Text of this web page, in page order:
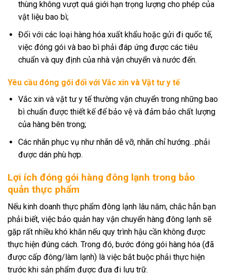
thùng không vượt quá giới hạn trọng lượng cho phép của
vật liệu bao bì;
Đối với các loại hàng hóa xuất khẩu hoặc gửi đi quốc tế,
việc đóng gói và bao bì phải đáp ứng được các tiêu
chuẩn và quy định của nhà vận chuyển và nước đến.
Yêu cầu đóng gói đối với Vắc xin và Vật tư y tế
Vắc xin và vật tư y tế thường vận chuyển trong những bao
bì chuẩn được thiết kế để bảo vệ và đảm bảo chất lượng
của hàng bên trong;
Các nhãn phục vụ như nhãn dễ vỡ, nhãn chỉ hướng…phải
được dán phù hợp.
Lợi ích đóng gói hàng đông lạnh trong bảo
quản thực phẩm
Nếu kinh doanh thực phẩm đông lạnh lâu năm, chắc hẳn bạn
phải biết, việc bảo quản hay vận chuyển hàng đông lạnh sẽ
gặp rất nhiều khó khăn nếu quy trình hậu cần không được
thực hiện đúng cách. Trong đó, bước đóng gói hàng hóa (đã
được cấp đông/làm lạnh) là việc bắt buộc phải thực hiện
trước khi sản phẩm được đưa đi lưu trữ.